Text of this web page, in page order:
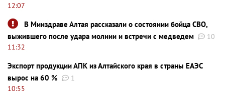
12:07
В Минздраве Алтая рассказали о состоянии бойца СВО,
выжившего после удара молнии и встречи с медведем
10
11:32
Экспорт продукции АПК из Алтайского края в страны ЕАЭС
вырос на 60 %
1
10:55